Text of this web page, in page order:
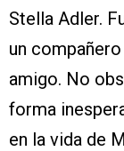
Stella Adler.
un
amigo. No
forma
en la vida de